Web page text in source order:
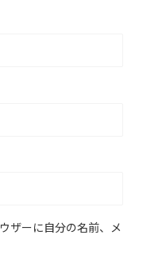
ザーに自分の名前、メ